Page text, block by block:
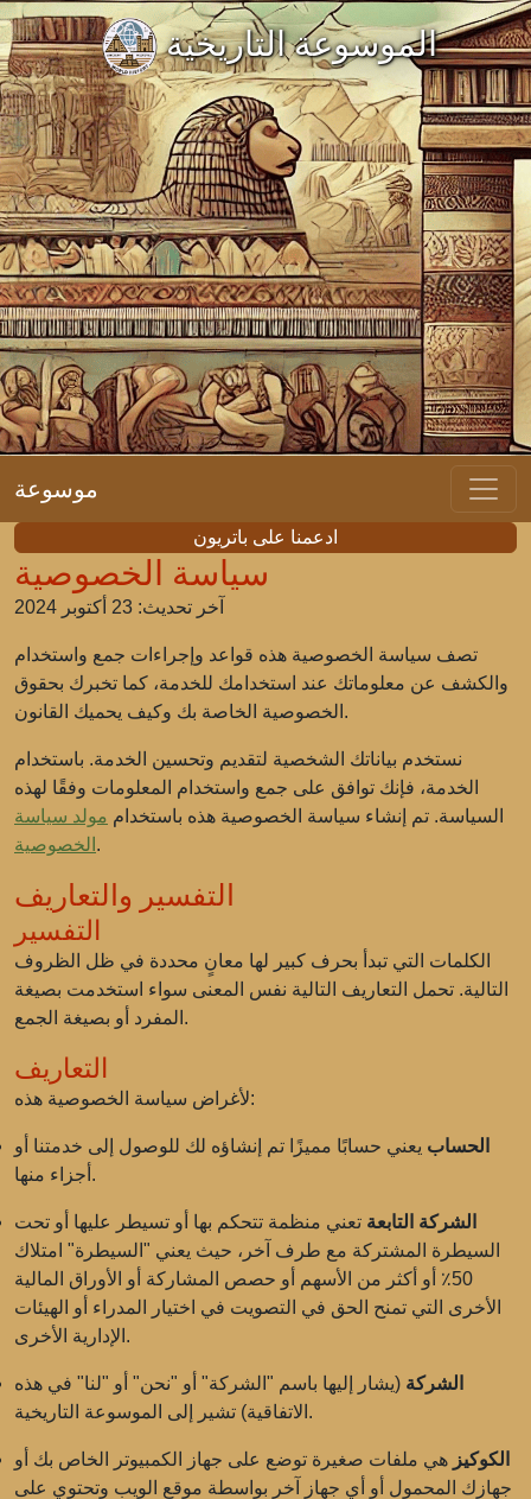
الموسوعة التاريخية
موسوعة
ادعمنا على باتريون
سياسة الخصوصية
آخر تحديث: 23 أكتوبر 2024
تصف سياسة الخصوصية هذه قواعد وإجراءات جمع واستخدام
والكشف عن معلوماتك عند استخدامك للخدمة، كما تخبرك بحقوق
الخصوصية الخاصة بك وكيف يحميك القانون.
نستخدم بياناتك الشخصية لتقديم وتحسين الخدمة. باستخدام
الخدمة، فإنك توافق على جمع واستخدام المعلومات وفقًا لهذه
السياسة. تم إنشاء سياسة الخصوصية هذه باستخدام مولد سياسة
الخصوصية .
التفسير والتعاريف
التفسير
الكلمات التي تبدأ بحرف كبير لها معانٍ محددة في ظل الظروف
التالية. تحمل التعاريف التالية نفس المعنى سواء استخدمت بصيغة
المفرد أو بصيغة الجمع.
التعاريف
لأغراض سياسة الخصوصية هذه:
الحساب يعني حسابًا مميزًا تم إنشاؤه لك للوصول إلى خدمتنا أو
أجزاء منها.
الشركة التابعة تعني منظمة تتحكم بها أو تسيطر عليها أو تحت
السيطرة المشتركة مع طرف آخر، حيث يعني "السيطرة" امتلاك
50٪ أو أكثر من الأسهم أو حصص المشاركة أو الأوراق المالية
الأخرى التي تمنح الحق في التصويت في اختيار المدراء أو الهيئات
الإدارية الأخرى.
الشركة (يشار إليها باسم "الشركة" أو "نحن" أو "لنا" في هذه
الاتفاقية) تشير إلى الموسوعة التاريخية.
الكوكيز هي ملفات صغيرة توضع على جهاز الكمبيوتر الخاص بك أو
جهازك المحمول أو أي جهاز آخر بواسطة موقع الويب وتحتوي على